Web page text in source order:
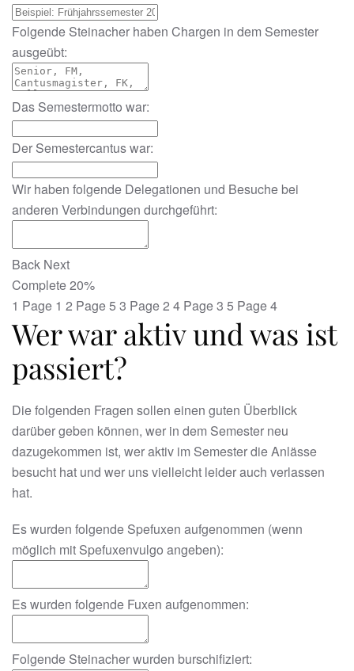
Folgende Steinacher haben Chargen in dem Semester
ausgeübt:
Das Semestermotto war:
Der Semestercantus war:
Wir haben folgende Delegationen und Besuche bei
anderen Verbindungen durchgeführt:
Back Next
Complete20%
1 Page 1 2 Page 5 3 Page 2 4 Page 3 5 Page 4
Wer war aktiv und was ist
passiert?
Die folgenden Fragen sollen einen guten Überblick
darüber geben können, wer in dem Semester neu
dazugekommen ist, wer aktiv im Semester die Anlässe
besucht hat und wer uns vielleicht leider auch verlassen
hat.
Es wurden folgende Spefuxen aufgenommen (wenn
möglich mit Spefuxenvulgo angeben):
Es wurden folgende Fuxen aufgenommen:
Folgende Steinacher wurden burschifiziert: